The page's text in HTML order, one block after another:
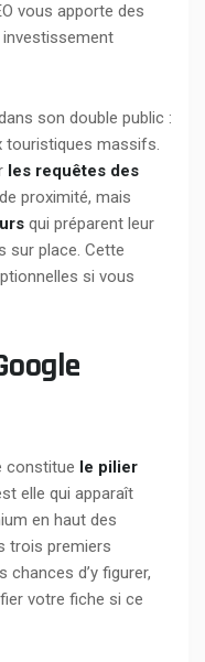
vous apporte des
son double public :
touristiques massifs.
les requêtes des
proximité, mais
qui préparent leur
sur place. Cette
si vous
constitue le pilier
elle qui apparaît
en haut des
trois premiers
d’y figurer,
votre fiche si ce